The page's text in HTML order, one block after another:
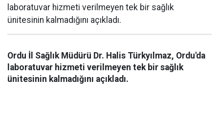
laboratuvar hizmeti verilmeyen tek bir sağlık
ünitesinin kalmadığını açıkladı.
Ordu İl Sağlık Müdürü Dr. Halis Türkyılmaz, Ordu'da
laboratuvar hizmeti verilmeyen tek bir sağlık
ünitesinin kalmadığını açıkladı.